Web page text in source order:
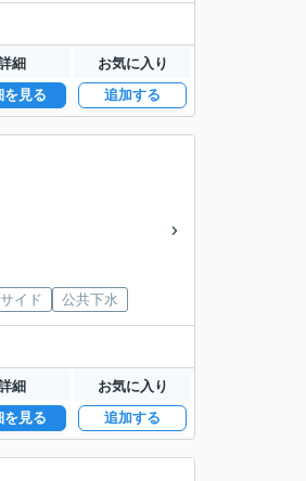
細 お気に入り
を見る 追加する
イド 公共下水
細 お気に入り
を見る 追加する